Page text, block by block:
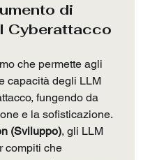
di
Cyberattacco
che permette agli
capacità degli LLM
fungendo da
e la sofisticazione.
(Sviluppo), gli LLM
compiti che